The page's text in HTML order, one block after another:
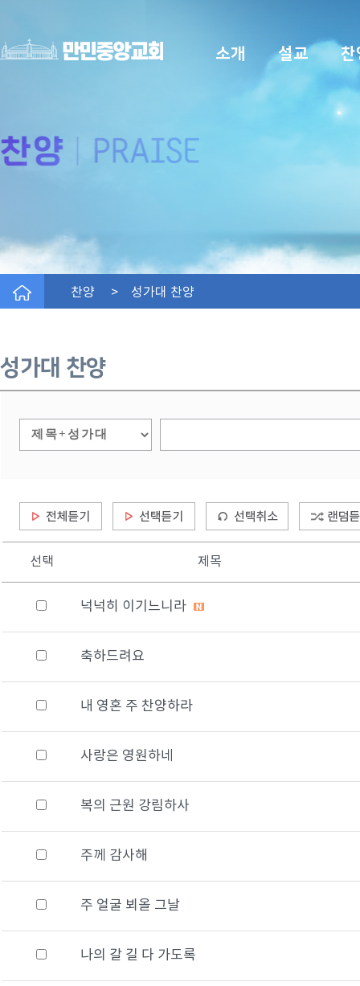
소개 설교 찬
찬양 > 성가대 찬양
성가대 찬양
선택 제목
넉넉히 이기느니라
축하드려요
내 영혼 주 찬양하라
사랑은 영원하네
복의 근원 강림하사
주께 감사해
주 얼굴 뵈올 그날
나의 갈 길 다 가도록